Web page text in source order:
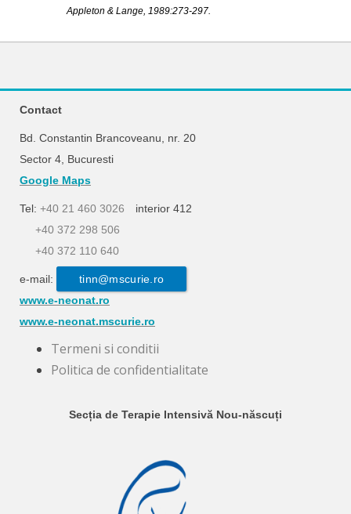
Appleton & Lange, 1989:273-297.
Contact
Bd. Constantin Brancoveanu, nr. 20
Sector 4, Bucuresti
Google Maps
Tel: +40 21 460 3026
interior 412
+40 372 298 506
+40 372 110 640
e-mail:
tinn@mscurie.ro
www.e-neonat.ro
www.e-neonat.mscurie.ro
Termeni si conditii
Politica de confidentialitate
Secția de Terapie Intensivă Nou-născuți